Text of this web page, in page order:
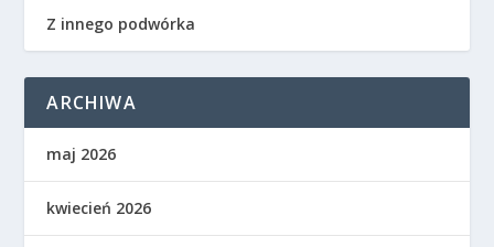
Z innego podwórka
ARCHIWA
maj 2026
kwiecień 2026